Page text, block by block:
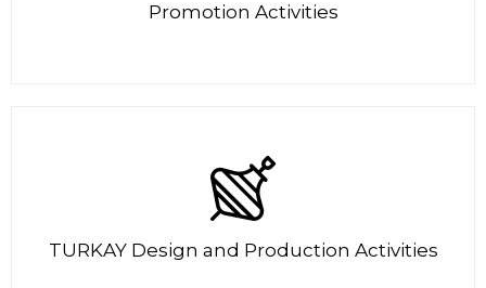
Promotion Activities
TURKAY Design and Production Activities